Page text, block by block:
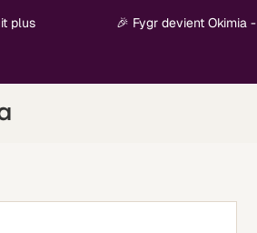
🎉 Fygr devient Okimia -